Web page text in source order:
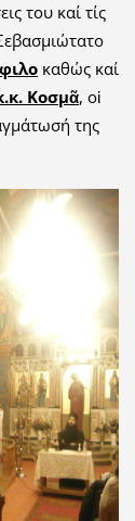
του καί τίς
καθώς καί
Κοσμᾶ, οἱ
της